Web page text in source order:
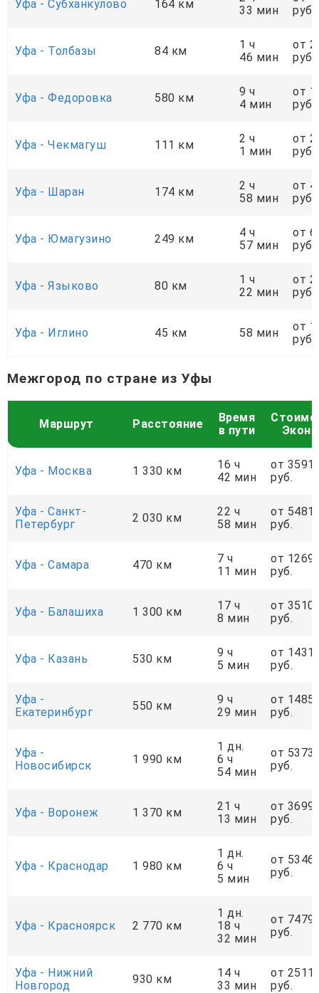
Уфа - Субханкулово 164 км
33 мин
руб.
Уфа - Толбазы 84 км
1 ч
46 мин
от
руб.
Уфа - Федоровка 580 км
9 ч
4 мин
от
руб.
Уфа - Чекмагуш 111 км
2 ч
1 мин
от
руб.
Уфа - Шаран 174 км
2 ч
58 мин
от
руб.
Уфа - Юмагузино 249 км
4 ч
57 мин
от
руб.
Уфа - Языково 80 км
1 ч
22 мин
от
руб.
Уфа - Иглино 45 км 58 мин
от
руб.
Межгород по стране из Уфы
Маршрут Расстояние
Время
в пути
Уфа - Москва 1 330 км
16 ч
42 мин
от
руб.
Уфа - Санкт-
Петербург
2 030 км
22 ч
58 мин
от
руб.
Уфа - Самара 470 км
7 ч
11 мин
от
руб.
Уфа - Балашиха 1 300 км
17 ч
8 мин
от
руб.
Уфа - Казань 530 км
9 ч
5 мин
от
руб.
Уфа -
Екатеринбург
550 км
9 ч
29 мин
от
руб.
Уфа -
Новосибирск
1 990 км
1 дн.
6 ч
54 мин
от
руб.
Уфа - Воронеж 1 370 км
21 ч
13 мин
от
руб.
Уфа - Краснодар 1 980 км
1 дн.
6 ч
5 мин
от
руб.
Уфа - Красноярск 2 770 км
1 дн.
18 ч
32 мин
от
руб.
Уфа - Нижний
Новгород
930 км
14 ч
33 мин
от
руб.